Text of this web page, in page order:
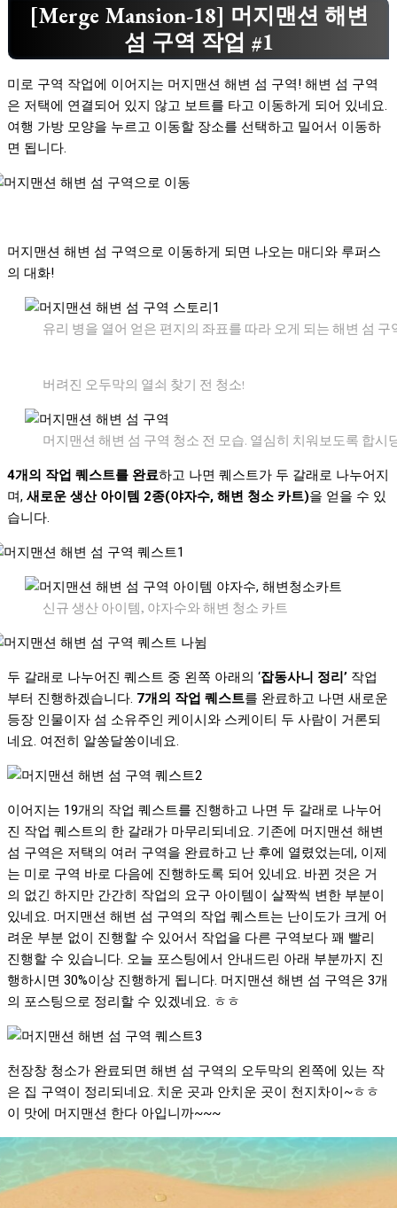
[Merge Mansion-18] 머지맨션 해변
섬 구역 작업 #1
미로 구역 작업에 이어지는 머지맨션 해변 섬 구역! 해변 섬 구역
은 저택에 연결되어 있지 않고 보트를 타고 이동하게 되어 있네요.
여행 가방 모양을 누르고 이동할 장소를 선택하고 밀어서 이동하
면 됩니다.
머지맨션 해변 섬 구역으로 이동하게 되면 나오는 매디와 루퍼스
의 대화!
유리 병을 열어 얻은 편지의 좌표를 따라 오게 되는 해변 섬 구
버려진 오두막의 열쇠 찾기 전 청소!
머지맨션 해변 섬 구역 청소 전 모습. 열심히 치워보도록 합시
4개의 작업 퀘스트를 완료하고 나면 퀘스트가 두 갈래로 나누어지
며, 새로운 생산 아이템 2종(야자수, 해변 청소 카트)을 얻을 수 있
습니다.
신규 생산 아이템, 야자수와 해변 청소 카트
두 갈래로 나누어진 퀘스트 중 왼쪽 아래의 ‘잡동사니 정리’ 작업
부터 진행하겠습니다. 7개의 작업 퀘스트를 완료하고 나면 새로운
등장 인물이자 섬 소유주인 케이시와 스케이티 두 사람이 거론되
네요. 여전히 알쏭달쏭이네요.
이어지는 19개의 작업 퀘스트를 진행하고 나면 두 갈래로 나누어
진 작업 퀘스트의 한 갈래가 마무리되네요. 기존에 머지맨션 해변
섬 구역은 저택의 여러 구역을 완료하고 난 후에 열렸었는데, 이제
는 미로 구역 바로 다음에 진행하도록 되어 있네요. 바뀐 것은 거
의 없긴 하지만 간간히 작업의 요구 아이템이 살짝씩 변한 부분이
있네요. 머지맨션 해변 섬 구역의 작업 퀘스트는 난이도가 크게 어
려운 부분 없이 진행할 수 있어서 작업을 다른 구역보다 꽤 빨리
진행할 수 있습니다. 오늘 포스팅에서 안내드린 아래 부분까지 진
행하시면 30%이상 진행하게 됩니다. 머지맨션 해변 섬 구역은 3개
의 포스팅으로 정리할 수 있겠네요. ㅎㅎ
천장창 청소가 완료되면 해변 섬 구역의 오두막의 왼쪽에 있는 작
은 집 구역이 정리되네요. 치운 곳과 안치운 곳이 천지차이~ㅎㅎ
이 맛에 머지맨션 한다 아입니까~~~